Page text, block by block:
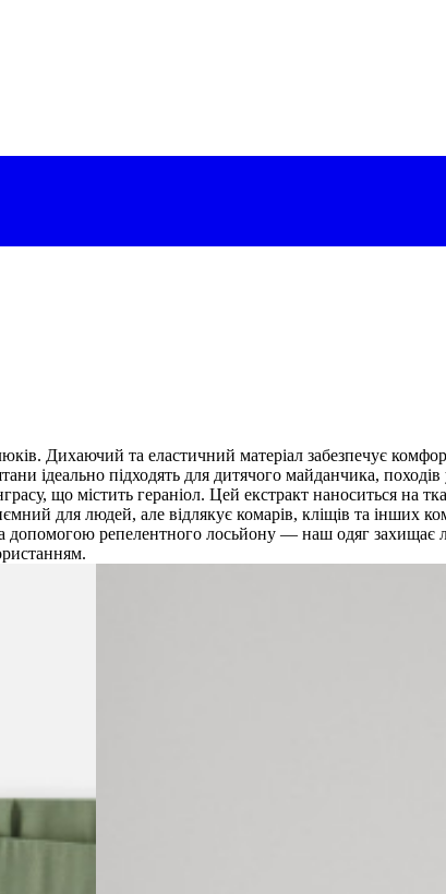
Дихаючий та еластичний матеріал забезпечує
ідеально підходять для дитячого майданчика,
що містить гераніол. Цей екстракт наноситься на
для людей, але відлякує комарів, кліщів та інших
допомогою репелентного лосьйону — наш одяг захищає